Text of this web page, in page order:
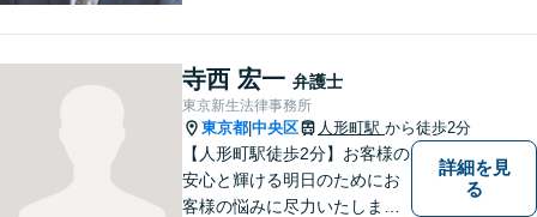
に真摯に向き合い最後までサ
ポート。性別・年齢問わず、
お気軽にご相談ください【八
丁堀駅徒歩2分】
寺西 宏一 弁護士
東京新生法律事務所
東京都 中央区 人形町駅 から徒歩2分
【人形町駅徒歩2分】お客様の
安心と輝ける明日のためにお
客様の悩みに尽力いたしま
詳細を見
る